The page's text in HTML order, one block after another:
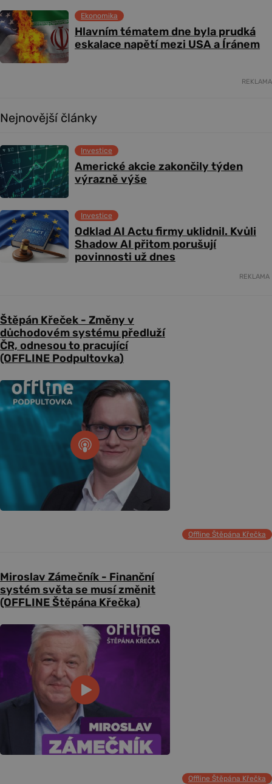
Hlavním tématem dne byla prudká
eskalace napětí mezi USA a Íránem
Ekonomika
REKLAMA
Nejnovější články
Americké akcie zakončily týden
výrazně výše
Investice
Odklad AI Actu firmy uklidnil. Kvůli
Shadow AI přitom porušují
povinnosti už dnes
Investice
REKLAMA
Štěpán Křeček - Změny v
důchodovém systému předluží
ČR, odnesou to pracující
(OFFLINE Podpultovka)
Offline Štěpána Křečka
Miroslav Zámečník - Finanční
systém světa se musí změnit
(OFFLINE Štěpána Křečka)
Offline Štěpána Křečka